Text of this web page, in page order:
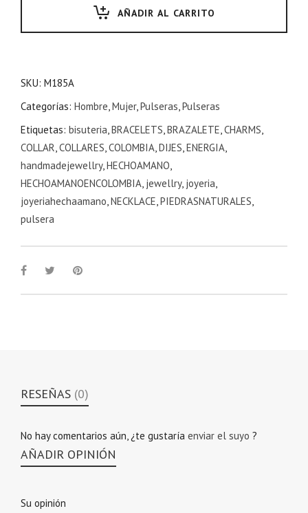
AÑADIR AL CARRITO
SKU: M185A
Categorías: Hombre,Mujer,Pulseras,Pulseras
Etiquetas: bisuteria,BRACELETS,BRAZALETE,CHARMS,
COLLAR,COLLARES,COLOMBIA,DIJES,ENERGIA,
handmadejewellry,HECHOAMANO,
HECHOAMANOENCOLOMBIA, jewellry, joyeria,
joyeriahechaamano,NECKLACE,PIEDRASNATURALES,
pulsera
RESEÑAS (0)
No hay comentarios aún, ¿te gustaría enviar el suyo ?
AÑADIR OPINIÓN
Su opinión